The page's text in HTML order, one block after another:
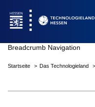
Breadcrumb Navigation
Startseite Das Technologieland